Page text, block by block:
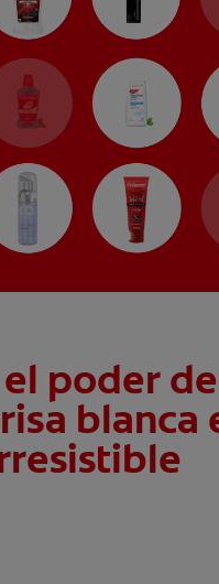
poder
blanca